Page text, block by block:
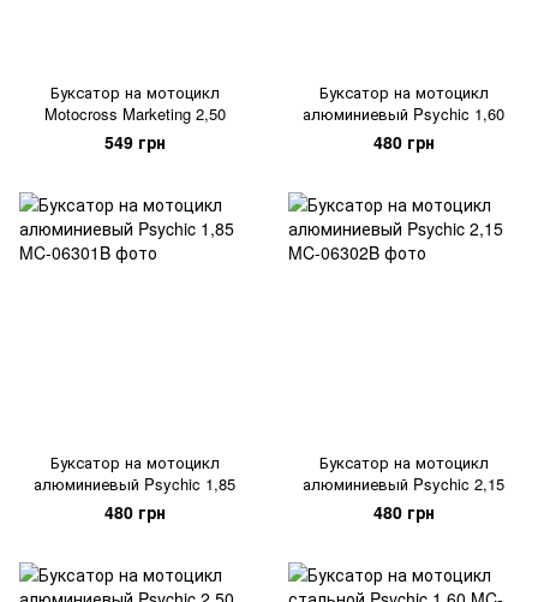
Буксатор на мотоцикл
Motocross Marketing 2,50
549 грн
Буксатор на мотоцикл
алюминиевый Psychic 1,60
480 грн
Буксатор на мотоцикл
алюминиевый Psychic 1,85
480 грн
Буксатор на мотоцикл
алюминиевый Psychic 2,15
480 грн